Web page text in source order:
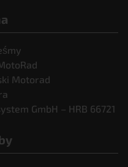
Motorad
GmbH – HRB 66721